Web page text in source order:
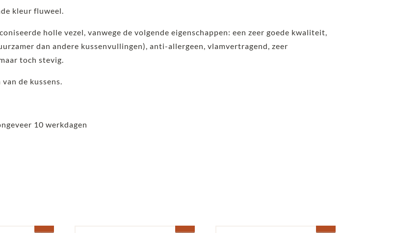
kleur fluweel.
holle vezel, vanwege de volgende eigenschappen: een zeer goede kwaliteit,
dan andere kussenvullingen), anti-allergeen, vlamvertragend, zeer
toch stevig.
de kussens.
10 werkdagen